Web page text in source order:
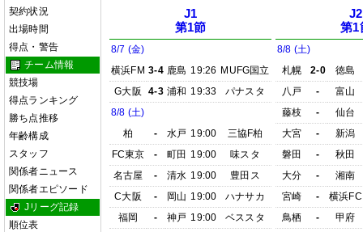
契約状況
出場時間
得点・警告
チーム情報
競技場
得点ランキング
勝ち点推移
年齢構成
スタッフ
関係者ニュース
関係者エピソード
Jリーグ記録
順位表
J1
第1節
8/7 (金)
横浜FM 3-4 鹿島 19:26 MUFG国立
G大阪
4-3 浦和 19:33
パナスタ
8/8 (土)
柏
- 水戸 19:00
三協F柏
FC東京
- 町田 19:00
味スタ
名古屋
- 清水 19:00
豊田ス
C大阪
- 岡山 19:00
ハナサカ
福岡
- 神戸 19:00
ベススタ
J2
第1
8/8 (土)
札幌
2-0
徳島
八戸
-
富山
藤枝
-
仙台
大宮
-
新潟
磐田
-
秋田
大分
-
湘南
宮崎
-
横浜FC
鳥栖
-
甲府